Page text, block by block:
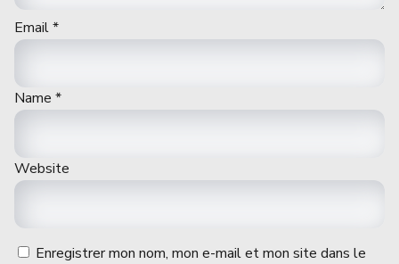
Email*
Name *
Website
Enregistrer mon nom, mon e-mail et mon site dans le